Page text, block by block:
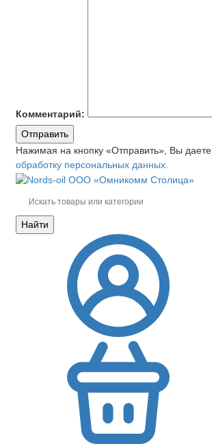
Комментарий:
Отправить
Нажимая на кнопку «Отправить», Вы даете
обработку персональных данных.
Найти